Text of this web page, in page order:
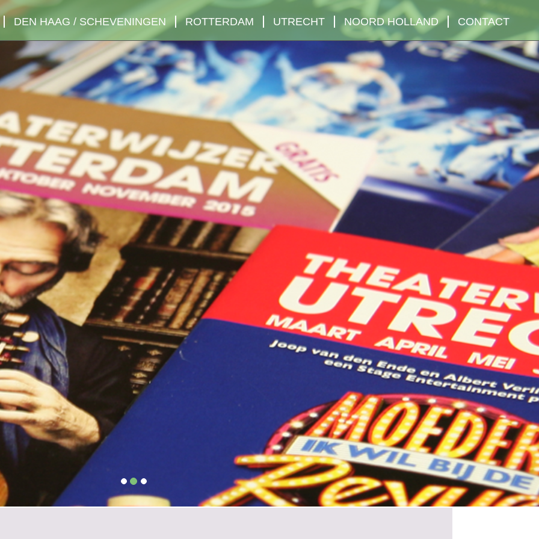
DEN HAAG / SCHEVENINGEN ROTTERDAM UTRECHT NOORD HOLLAND CONTACT